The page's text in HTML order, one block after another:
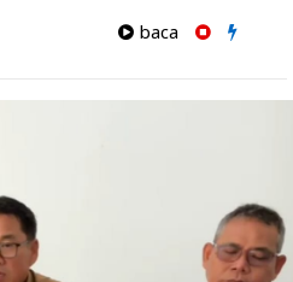
baca